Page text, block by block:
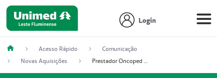
Login
Acesso Rápido
Comunicação
Novas Aquisições
Prestador Oncoped Serviços Médicos (51004335-0)